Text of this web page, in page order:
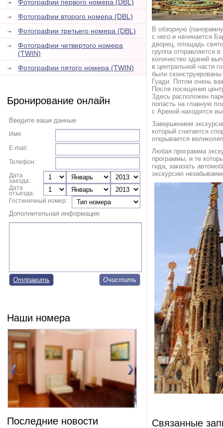
Фотографии первого номера (DBL)
Фотографии второго номера (DBL)
Фотографии третьего номера (DBL)
Фотографии четвертого номера
(TWIN)
Фотографии пятого номера (TWIN)
Бронирование онлайн
Введите ваши данные
Имя:
E-mail:
Телефон:
Дата
заезда:
Дата
отъезда:
Гостиничный номер:
Дополнительная информация:
Отправить
Наши номера
Последние новости
В обзорную
с него и начинается
дворец, площадь
группа отправляется
количество зданий
в центральной части
были
Гуади. Потом очень
После посещения
Здесь расположен
попасть на главную
с Ареной находится
Завершением
который считается
открывается
Любая программа
программы, и те
гида, заказать
экскурсию
Связанные